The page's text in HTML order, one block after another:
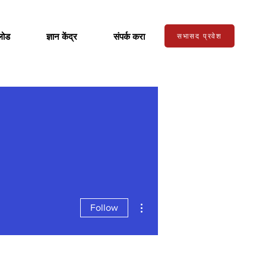
ज्ञान केंद्र संपर्क करा सभासद प्रवेश
Follow